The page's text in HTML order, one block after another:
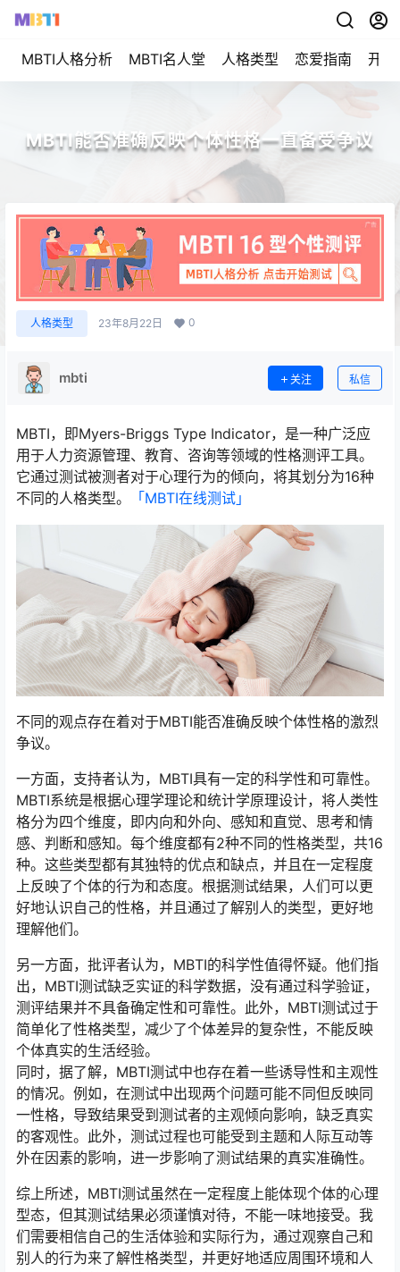
MBTI人格分析 MBTI名人堂 人格类型 恋爱指南 开始
MBTI能否准确反映个体性格一直备受争议
人格类型 23年8月22日 0
mbti 关注 私信
MBTI，即Myers-Briggs Type Indicator，是一种广泛应
用于人力资源管理、教育、咨询等领域的性格测评工具。
它通过测试被测者对于心理行为的倾向，将其划分为16种
不同的人格类型。
「MBTI在线测试​」
不同的观点存在着对于MBTI能否准确反映个体性格的激烈
争议。
一方面，支持者认为，MBTI具有一定的科学性和可靠性。
MBTI系统是根据心理学理论和统计学原理设计，将人类性
格分为四个维度，即内向和外向、感知和直觉、思考和情
感、判断和感知。每个维度都有2种不同的性格类型，共16
种。这些类型都有其独特的优点和缺点，并且在一定程度
上反映了个体的行为和态度。根据测试结果，人们可以更
好地认识自己的性格，并且通过了解别人的类型，更好地
理解他们。
另一方面，批评者认为，MBTI的科学性值得怀疑。他们指
出，MBTI测试缺乏实证的科学数据，没有通过科学验证，
测评结果并不具备确定性和可靠性。此外，MBTI测试过于
简单化了性格类型，减少了个体差异的复杂性，不能反映
个体真实的生活经验。
同时，据了解，MBTI测试中也存在着一些诱导性和主观性
的情况。例如，在测试中出现两个问题可能不同但反映同
一性格，导致结果受到测试者的主观倾向影响，缺乏真实
的客观性。此外，测试过程也可能受到主题和人际互动等
外在因素的影响，进一步影响了测试结果的真实准确性。
综上所述，MBTI测试虽然在一定程度上能体现个体的心理
型态，但其测试结果必须谨慎对待，不能一味地接受。我
们需要相信自己的生活体验和实际行为，通过观察自己和
别人的行为来了解性格类型，并更好地适应周围环境和人